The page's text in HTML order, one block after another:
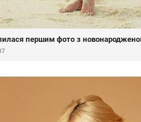
першим фото з